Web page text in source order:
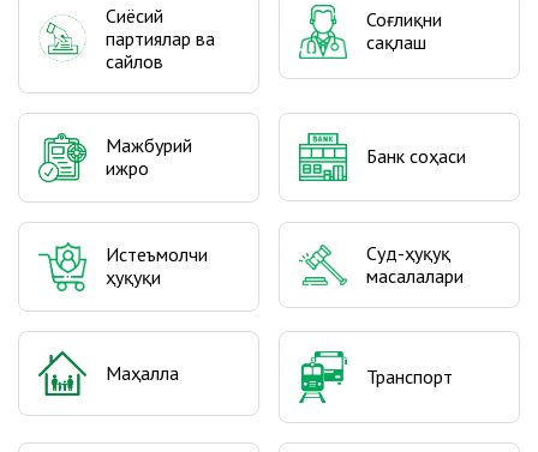
Сиёсий
партиялар ва
сайлов
Соғлиқни
сақлаш
Мажбурий
ижро
Банк соҳаси
Истеъмолчи
ҳуқуқи
Суд-ҳуқуқ
масалалари
Маҳалла Транспорт